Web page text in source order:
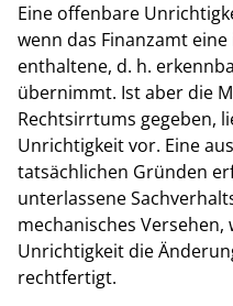
Eine offenbare
wenn das Finanzamt
enthaltene, d. h.
übernimmt. Ist aber die
Rechtsirrtums gegeben,
Unrichtigkeit vor. Eine
tatsächlichen Gründen
unterlassene
mechanisches
Unrichtigkeit die
rechtfertigt.